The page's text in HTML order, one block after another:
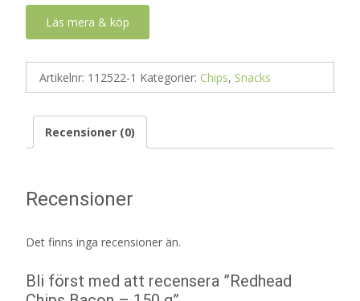
Läs mera & köp
Artikelnr: 112522-1 Kategorier: Chips, Snacks
Recensioner (0)
Recensioner
Det finns inga recensioner än.
Bli först med att recensera ”Redhead